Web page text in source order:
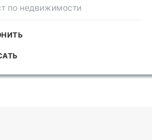
по недвижимости